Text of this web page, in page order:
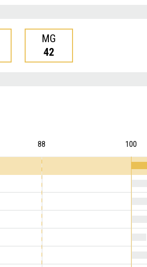
MG
42
88 100